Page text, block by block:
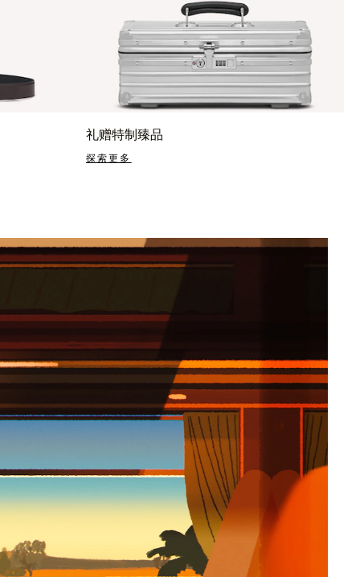
礼赠特制臻品
探索更多